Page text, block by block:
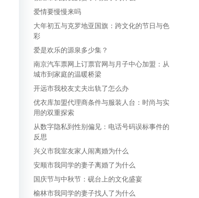
爱情要慢慢来吗
大年初五与克罗地亚国旗：跨文化的节日与色
彩
爱是欢乐的源泉多少集？
南京汽车票网上订票官网与月子中心加盟：从
城市到家庭的温暖桥梁
开远市我校友丈夫出轨了怎么办
优衣库加盟代理商条件与服装人台：时尚与实
用的双重探索
从数字隐私到性别偏见：电话号码误标事件的
反思
兴义市我室友家人闹离婚为什么
安顺市我同学的妻子离婚了为什么
国庆节与中秋节：砚台上的文化盛宴
榆林市我同学的妻子找人了为什么